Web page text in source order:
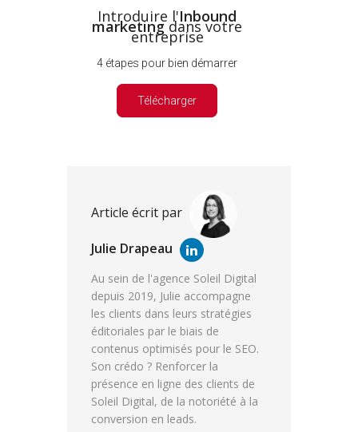
Introduire l'Inbound
marketingdans votre
entreprise
4 étapes pour bien démarrer
Télécharger
Article écrit par
Julie Drapeau
Au sein de l'agence Soleil Digital
depuis 2019, Julie accompagne
les clients dans leurs stratégies
éditoriales par le biais de
contenus optimisés pour le SEO.
Son crédo ? Renforcer la
présence en ligne des clients de
Soleil Digital, de la notoriété à la
conversion en leads.